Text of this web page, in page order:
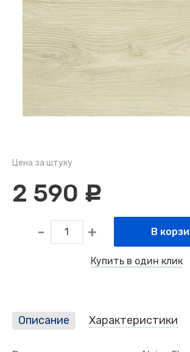
Цена за штуку
2 590 c
В
Купить в один клик
Описание Характеристики